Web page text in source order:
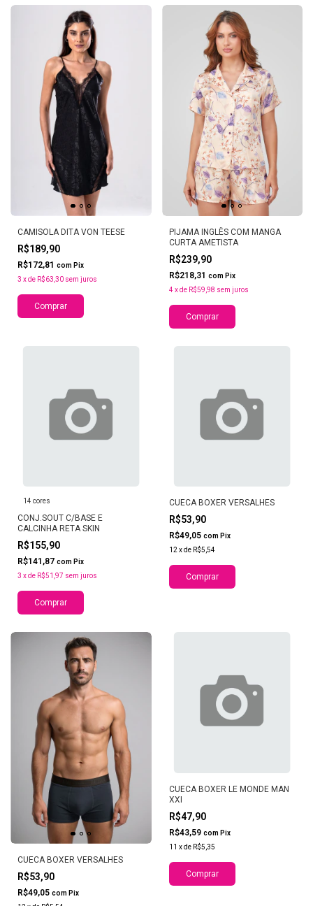
CAMISOLA DITA VON TEESE
R$189,90
R$172,81 com Pix
3 xde R$63,30 sem juros
Comprar
PIJAMA INGLÊS COM MANGA
CURTA AMETISTA
R$239,90
R$218,31 com Pix
4 xde R$59,98 sem juros
Comprar
14 cores
CONJ.SOUT C/BASE E
CALCINHA RETA SKIN
R$155,90
R$141,87 com Pix
3 xde R$51,97 sem juros
Comprar
CUECA BOXER VERSALHES
R$53,90
R$49,05 com Pix
12 xde R$5,54
Comprar
CUECA BOXER VERSALHES
R$53,90
R$49,05 com Pix
CUECA BOXER LE MONDE MAN
XXI
R$47,90
R$43,59 com Pix
11 xde R$5,35
Comprar